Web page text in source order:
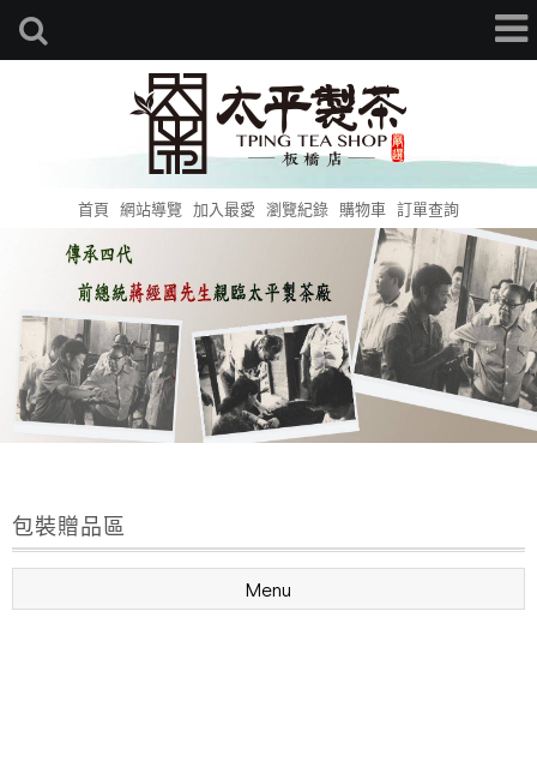
首頁 網站導覽 加入最愛 瀏覽紀錄 購物車 訂單查詢
包裝贈品區
Menu